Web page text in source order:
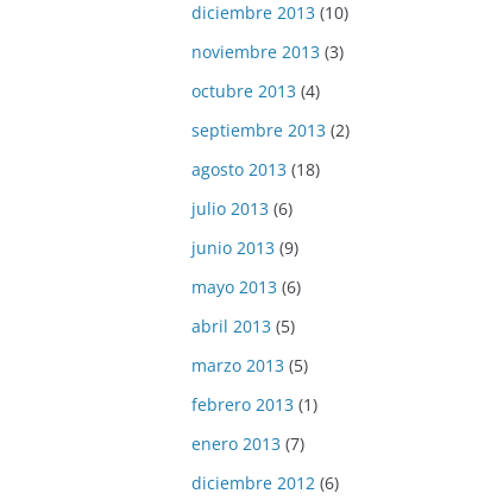
diciembre 2013 (10)
noviembre 2013 (3)
octubre 2013 (4)
septiembre 2013 (2)
agosto 2013 (18)
julio 2013 (6)
junio 2013 (9)
mayo 2013 (6)
abril 2013 (5)
marzo 2013 (5)
febrero 2013 (1)
enero 2013 (7)
diciembre 2012 (6)